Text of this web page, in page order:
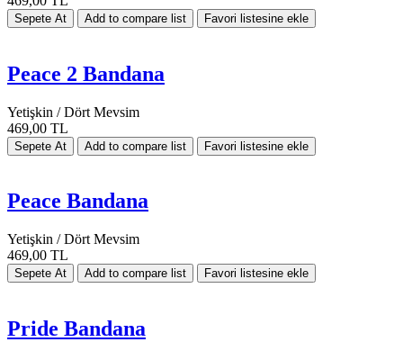
Peace 2 Bandana
Yetişkin / Dört Mevsim
469,00 TL
Peace Bandana
Yetişkin / Dört Mevsim
469,00 TL
Pride Bandana